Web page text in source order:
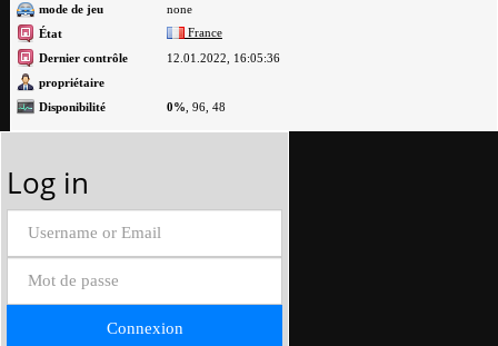
mode de jeu
none
État
France
Dernier contrôle
12.01.2022, 16:05:36
propriétaire
Disponibilité
0% , 96, 48
Log in